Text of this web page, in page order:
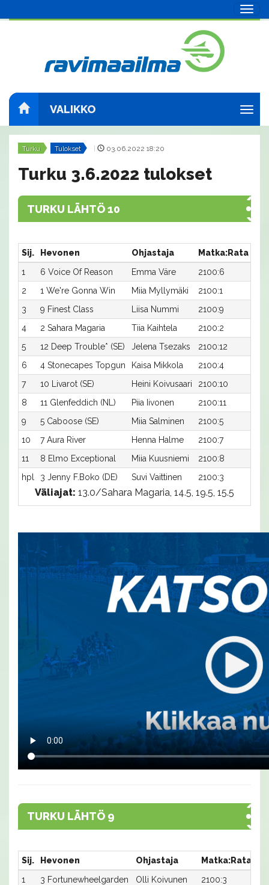
VALIKKO
Turku Tulokset 03.06.2022 18:20
Turku 3.6.2022 tulokset
TURKU LÄHTÖ 10
Sij. Hevonen Ohjastaja Matka:Rata
1
6 Voice Of Reason Emma Väre 2100:6
2
1 We're Gonna Win Miia Myllymäki 2100:1
3
9 Finest Class Liisa Nummi 2100:9
4
2 Sahara Magaria Tiia Kaihtela 2100:2
5
12 Deep Trouble* (SE) Jelena Tsezaks 2100:12
6
4 Stonecapes Topgun Kaisa Mikkola 2100:4
7
10 Livarot (SE) Heini Koivusaari 2100:10
8
11 Glenfeddich (NL) Piia Iivonen 2100:11
9
5 Caboose (SE) Miia Salminen 2100:5
10
7 Aura River Henna Halme 2100:7
11
8 Elmo Exceptional Miia Kuusniemi 2100:8
hpl
3 Jenny F.Boko (DE) Suvi Vaittinen 2100:3
Väliajat: 13.0/Sahara Magaria, 14.5, 19.5, 15.5
TURKU LÄHTÖ 9
Sij. Hevonen Ohjastaja Matka:Rata
1
3 Fortunewheelgarden Olli Koivunen 2100:3